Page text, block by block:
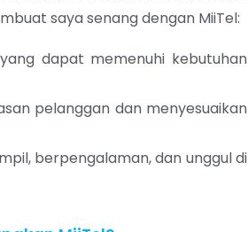
saya senang dengan MiiTel:
dapat memenuhi kebutuhan
pelanggan dan menyesuaikan
berpengalaman, dan unggul di